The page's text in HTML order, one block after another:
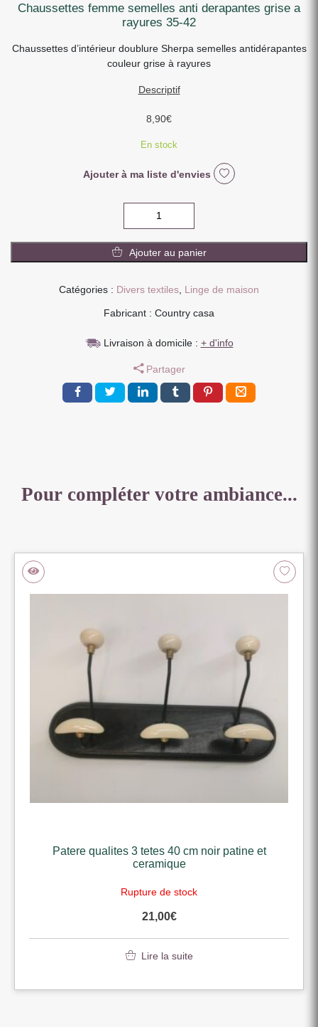
chaussettes femme semelles anti derapantes grise a
rayures 35-42
Chaussettes d’intérieur doublure Sherpa semelles antidérapantes
couleur grise à rayures
Descriptif
8,90€
En stock
Ajouter à ma liste d'envies
FEMME
ANTI
DERAPANTES
GRISE
RAYURES
42
Ajouter au panier
Catégories : Divers textiles, Linge de maison
Fabricant : Country casa
Livraison à domicile : + d'info
Partager
Pour compléter votre ambiance...
Patere qualites 3 tetes 40 cm noir patine et
ceramique
Rupture de stock
21,00€
Lire la suite